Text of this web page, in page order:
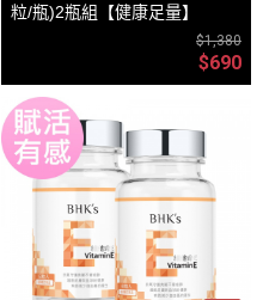
粒/瓶)2瓶組【健康足量】
$1,380
$690